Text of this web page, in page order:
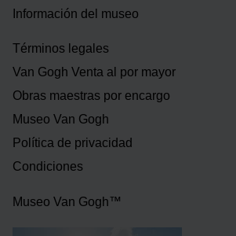
Información del museo
Términos legales
Van Gogh Venta al por mayor
Obras maestras por encargo
Museo Van Gogh
Política de privacidad
Condiciones
Museo Van Gogh™